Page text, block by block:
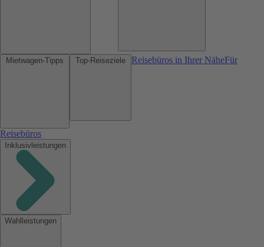
Reisebüros in Ihrer NäheFür
Reisebüros
Inklusivleistungen
Wahlleistungen